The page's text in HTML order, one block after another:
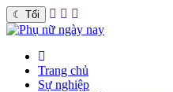
☾ Tối
Trang chủ
Sự nghiệp